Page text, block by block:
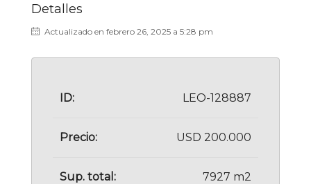
Detalles
Actualizado en febrero 26, 2025 a 5:28 pm
ID: LEO-128887
Precio: USD 200.000
Sup. total: 7927 m2